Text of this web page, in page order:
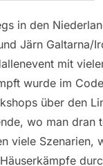
in den
Järn Galtarna/
mit
wurde im
über den
wo man dran
viele Szenarien,